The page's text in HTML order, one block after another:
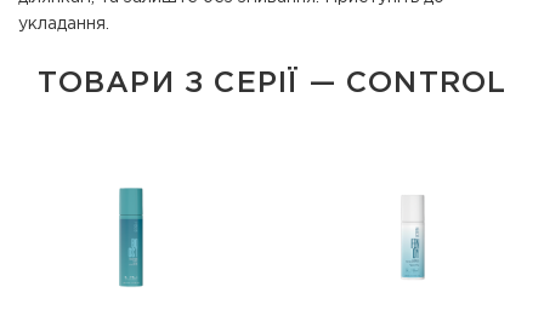
укладання.
ТОВАРИ З СЕРІЇ — CONTROL